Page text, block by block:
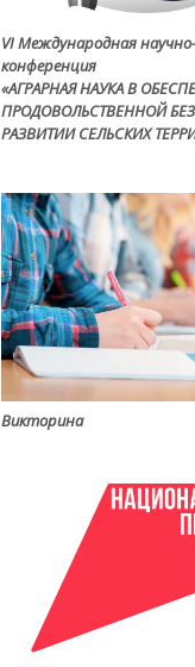
VI Международная
конференция
«АГРАРНАЯ НАУКА В
ПРОДОВОЛЬСТВЕННОЙ
РАЗВИТИИ СЕЛЬСКИХ
Викторина